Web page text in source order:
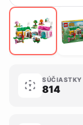
SÚČIASTKY
814